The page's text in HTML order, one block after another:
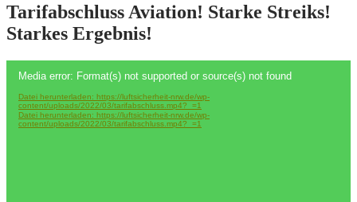
Jetzt
zählt
jede
Tarifabschluss Aviation! Starke Streiks!
Starkes Ergebnis!
Player
Media error: Format(s) not supported or source(s) not found
Datei herunterladen: https://luftsicherheit-nrw.de/wp-
content/uploads/2022/03/tarifabschluss.mp4?_=1
Datei herunterladen: https://luftsicherheit-nrw.de/wp-
content/uploads/2022/03/tarifabschluss.mp4?_=1